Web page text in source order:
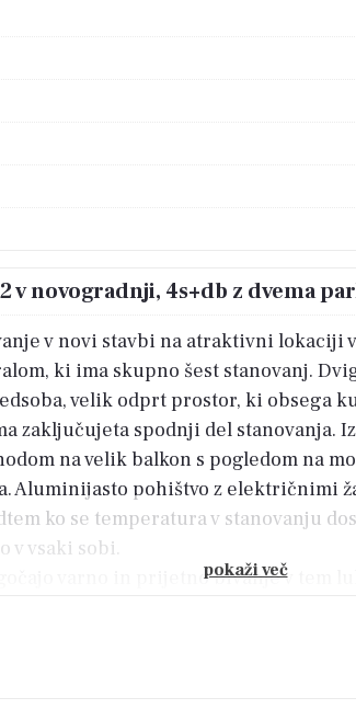
v novogradnji, 4s+db z dvema
v novi stavbi na atraktivni lokaciji
ki ima skupno šest stanovanj.
velik odprt prostor, ki obsega
zaključujeta spodnji del stanovanja.
na velik balkon s pogledom na
Aluminijasto pohištvo z električnimi
ko se temperatura v stanovanju
v vsaki sobi.
varno in prijetno bivanje v tem
pokaži več